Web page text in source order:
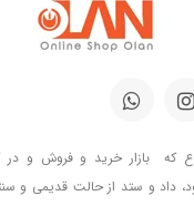
که بازار خرید و فروش و
داد و ستد از حالت قدیمی و